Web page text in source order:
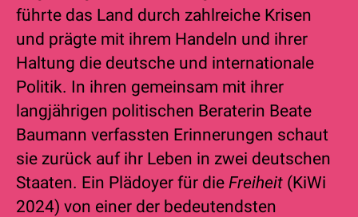
führte das Land durch zahlreiche Krisen
und prägte mit ihrem Handeln und ihrer
Haltung die deutsche und internationale
Politik. In ihren gemeinsam mit ihrer
langjährigen politischen Beraterin Beate
Baumann verfassten Erinnerungen schaut
sie zurück auf ihr Leben in zwei deutschen
Staaten. Ein Plädoyer für die Freiheit (KiWi
2024) von einer der bedeutendsten